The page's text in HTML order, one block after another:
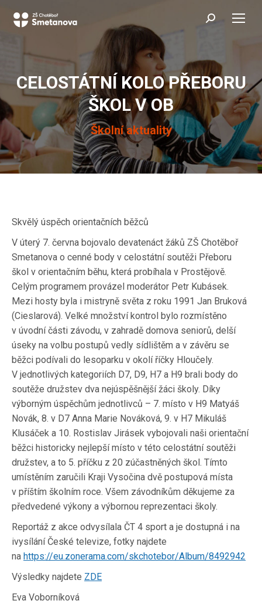
Search:
CELOSTÁTNÍ KOLO PŘEBORU
ŠKOL V OB
Školní aktuality
You are here:
Skvělý úspěch orientačních běžců
V úterý 7. června bojovalo devatenáct žáků ZŠ Chotěboř
Smetanova o cenné body v celostátní soutěži Přeboru
škol v orientačním běhu, která probíhala v Prostějově.
Celým programem provázel moderátor Petr Kubásek.
Mezi hosty byla i mistryně světa z roku 1991 Jan Bruková
(Cieslarová). Velké množství kontrol bylo rozmístěno
v úvodní části závodu, v zahradě domova seniorů, delší
úseky na volbu postupů vedly sídlištěm a v závěru se
běžci podívali do lesoparku v okolí říčky Hloučely.
V jednotlivých kategoriích D7, D9, H7 a H9 brali body do
soutěže družstev dva nejúspěšnější žáci školy. Díky
výborným úspěchům jednotlivců – 7. místo v H9 Matyáš
Novák, 8. v D7 Anna Marie Nováková, 9. v H7 Mikuláš
Klusáček a 10. Rostislav Jirásek vybojovali naši orientační
běžci historicky nejlepší místo v této celostátní soutěži
družstev, a to 5. příčku z 20 zúčastněných škol. Tímto
umístěním zaručili Kraji Vysočina dvě postupová místa
v příštím školním roce. Všem závodníkům děkujeme za
předvedené výkony a výbornou reprezentaci školy.
Reportáž z akce odvysílala ČT 4 sport a je dostupná i na
ivysílání České televize, fotky najdete
na https://eu.zonerama.com/skchotebor/Album/8492942
Výsledky najdete ZDE
Eva Voborníková